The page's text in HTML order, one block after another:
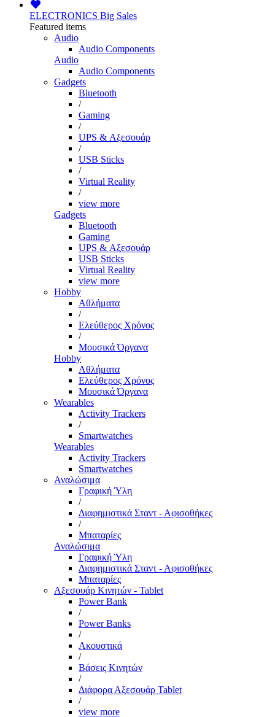
ELECTRONICS Big Sales
Featured items
Audio
Audio Components
Audio
Audio Components
Gadgets
Bluetooth
/
Gaming
/
UPS & Αξεσουάρ
/
USB Sticks
/
Virtual Reality
/
view more
Gadgets
Bluetooth
Gaming
UPS & Αξεσουάρ
USB Sticks
Virtual Reality
view more
Hobby
Αθλήματα
/
Ελεύθερος Χρόνος
/
Μουσικά Όργανα
Hobby
Αθλήματα
Ελεύθερος Χρόνος
Μουσικά Όργανα
Wearables
Activity Trackers
/
Smartwatches
Wearables
Activity Trackers
Smartwatches
Αναλώσιμα
Γραφική Ύλη
/
Διαφημιστικά Σταντ - Αφισοθήκες
/
Μπαταρίες
Αναλώσιμα
Γραφική Ύλη
Διαφημιστικά Σταντ - Αφισοθήκες
Μπαταρίες
Αξεσουάρ Κινητών - Tablet
Power Bank
/
Power Banks
/
Ακουστικά
/
Βάσεις Κινητών
/
Διάφορα Αξεσουάρ Tablet
/
view more